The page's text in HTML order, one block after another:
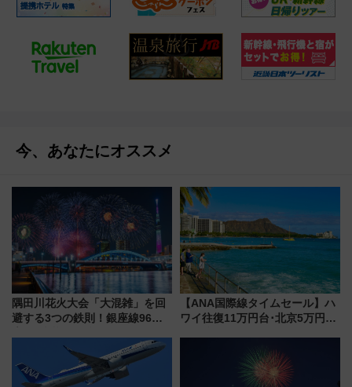
今、あなたにオススメ
隅田川花火大会「大混雑」を回
避する3つの鉄則！銀座線96本
ツリー駅の規制まとめ 7/25開催
（2026年）
【ANA国際線タイムセール】ハ
ワイ往復11万円台･北京5万円台
来春のGW旅行まで狙える激ア
ツ路線まとめ（8/10まで）